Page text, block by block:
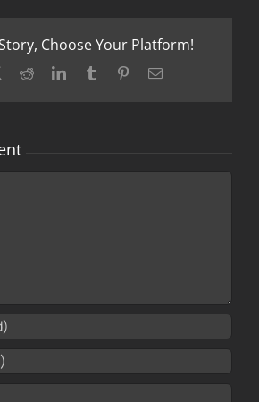
Choose Your Platform!
RedditLinkedInTumblr PinterestEmail